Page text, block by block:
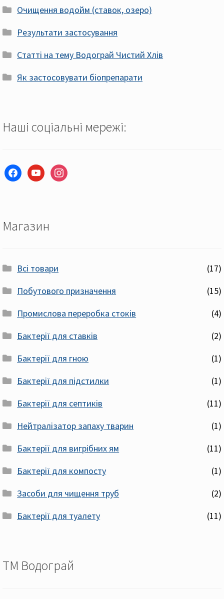
Очищення водойм (ставок, озеро)
Результати застосування
Статті на тему Водограй Чистий Хлів
Як застосовувати біопрепарати
Наші соціальні мережі:
facebookyoutubeinstagram
Магазин
Всі товари
(17)
Побутового призначення
(15)
Промислова переробка стоків
(4)
Бактерії для ставків
(2)
Бактерії для гною
(1)
Бактерії для підстилки
(1)
Бактерії для септиків
(11)
Нейтралізатор запаху тварин
(1)
Бактерії для вигрібних ям
(11)
Бактерії для компосту
(1)
Засоби для чищення труб
(2)
Бактерії для туалету
(11)
ТМ Водограй